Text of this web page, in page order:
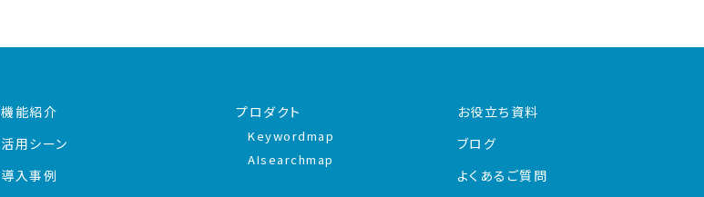
機能紹介
活用シーン
導入事例
プロダクト
Keywordmap
AIsearchmap
お役立ち資料
ブログ
よくあるご質問